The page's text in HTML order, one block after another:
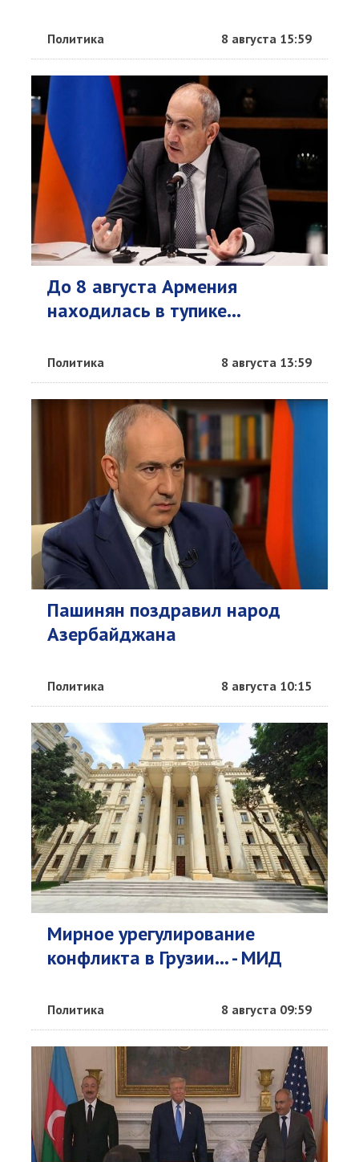
Политика 8 августа 15:59
До 8 августа Армения
находилась в тупике...
Политика 8 августа 13:59
Пашинян поздравил народ
Азербайджана
Политика 8 августа 10:15
Мирное урегулирование
конфликта в Грузии... - МИД
Политика 8 августа 09:59